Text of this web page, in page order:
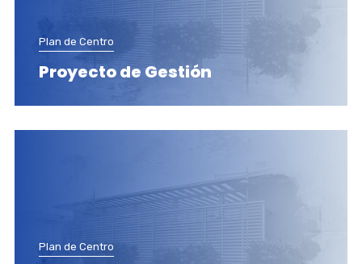
Proyecto de Gestión
Plan de Centro
Plan de Centro